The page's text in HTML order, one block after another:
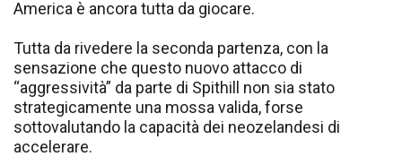
America è ancora tutta da giocare.
Tutta da rivedere la seconda partenza, con la
sensazione che questo nuovo attacco di
“aggressività” da parte di Spithill non sia stato
strategicamente una mossa valida, forse
sottovalutando la capacità dei neozelandesi di
accelerare.